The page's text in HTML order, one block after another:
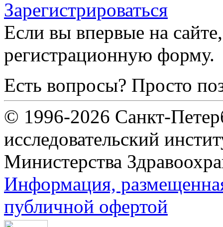
Зарегистрироваться
Если вы впервые на
регистрационную форму.
Есть вопросы? Просто
© 1996-2026 Санкт-
исследовательский
Министерства
Информация,
публичной офертой